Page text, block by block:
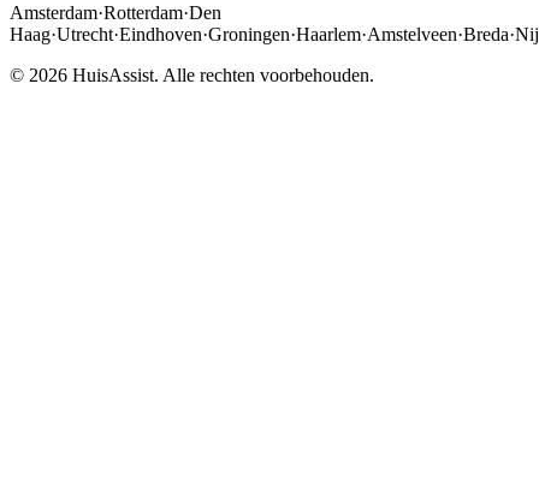
Amsterdam·Rotterdam·Den
Haag·Utrecht·Eindhoven·Groningen·Haarlem·Amstelveen·Breda·
© 2026 HuisAssist. Alle rechten voorbehouden.